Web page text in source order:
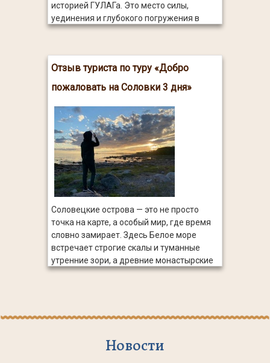
историей ГУЛАГа. Это место силы,
уединения и глубокого погружения в
культуру русского Севера.
Отзыв туриста по туру «Добро
пожаловать на Соловки 3 дня»
Соловецкие острова — это не просто
точка на карте, а особый мир, где время
словно замирает. Здесь Белое море
встречает строгие скалы и туманные
утренние зори, а древние монастырские
стены хранят молчаливую силу веков.
Новости